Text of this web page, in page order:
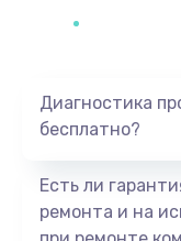
Диагностика
бесплатно?
Есть ли
ремонта и на